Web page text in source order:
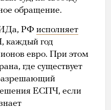
обращение.
РФ исполняет
каждый год
евро. При этом
где существует
ЕСПЧ, если